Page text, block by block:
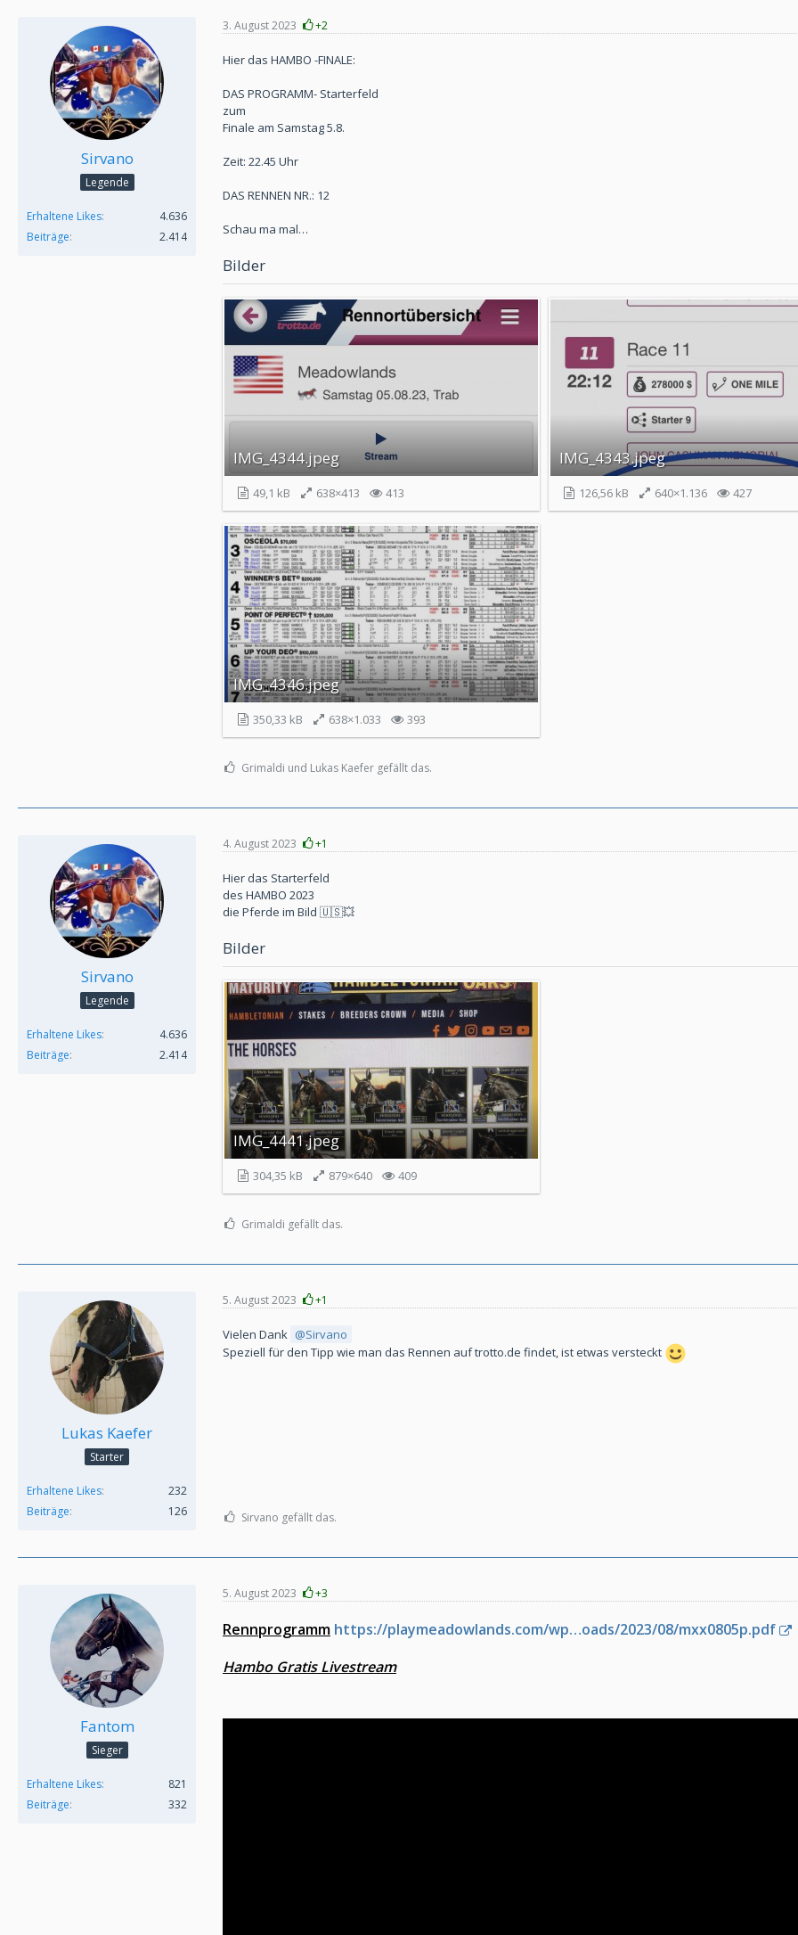
Sirvano
Legende
Erhaltene Likes
4.636
Beiträge
2.414
3. August 2023 +2
Hier das HAMBO -FINALE:
DAS PROGRAMM- Starterfeld
zum
Finale am Samstag 5.8.
Zeit: 22.45 Uhr
DAS RENNEN NR.: 12
Schau ma mal…
Bilder
IMG_4344.jpeg
49,1 kB 638×413 413
IMG_4343.jpeg
126,56 kB 640×1.136 427
IMG_4346.jpeg
350,33 kB 638×1.033 393
Grimaldi und Lukas Kaefer gefällt das.
Sirvano
Legende
Erhaltene Likes
4.636
Beiträge
2.414
4. August 2023 +1
Hier das Starterfeld
des HAMBO 2023
die Pferde im Bild 🇺🇸💥
Bilder
IMG_4441.jpeg
304,35 kB 879×640 409
Grimaldi gefällt das.
Lukas Kaefer
Starter
Erhaltene Likes
232
Beiträge
126
5. August 2023 +1
Vielen Dank
Sirvano
Speziell für den Tipp wie man das Rennen auf trotto.de findet, ist etwas versteckt
Sirvano gefällt das.
Fantom
Sieger
Erhaltene Likes
821
Beiträge
332
5. August 2023 +3
Rennprogramm https://playmeadowlands.com/wp…oads/2023/08/mxx0805p.pdf
Hambo Gratis Livestream